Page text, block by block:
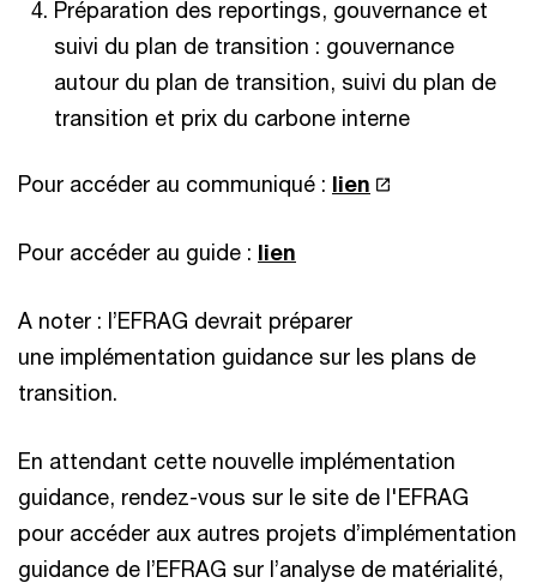
Préparation des reportings, gouvernance et
suivi du plan de transition : gouvernance
autour du plan de transition, suivi du plan de
transition et prix du carbone interne
Pour accéder au communiqué : lien
Pour accéder au guide : lien
A noter : l’EFRAG devrait préparer
une implémentation guidance sur les plans de
transition.
En attendant cette nouvelle implémentation
guidance, rendez-vous sur le site de l'EFRAG
pour accéder aux autres projets d’implémentation
guidance de l’EFRAG sur l’analyse de matérialité,